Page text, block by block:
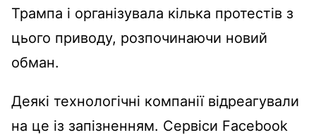
Трампа і організувала кілька протестів з
цього приводу, розпочинаючи новий
обман.
Деякі технологічні компанії відреагували
на це із запізненням. Сервіси Facebook